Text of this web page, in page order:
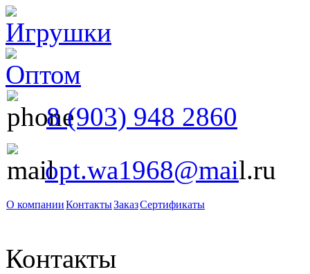
8 (903) 948 2860
opt.wa1968@mail.ru
О компанииКонтактыЗаказСертификаты
Контакты